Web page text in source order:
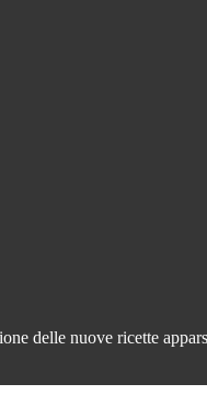
delle nuove ricette